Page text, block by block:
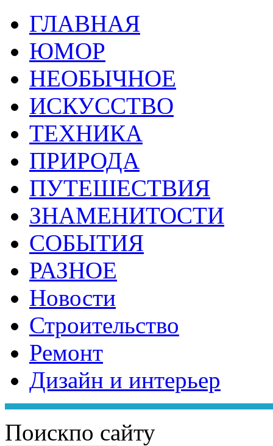
ГЛАВНАЯ
ЮМОР
НЕОБЫЧНОЕ
ИСКУССТВО
ТЕХНИКА
ПРИРОДА
ПУТЕШЕСТВИЯ
ЗНАМЕНИТОСТИ
СОБЫТИЯ
РАЗНОЕ
Новости
Строительство
Ремонт
Дизайн и интерьер
Поискпо сайту